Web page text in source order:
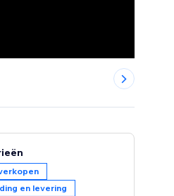
en levering